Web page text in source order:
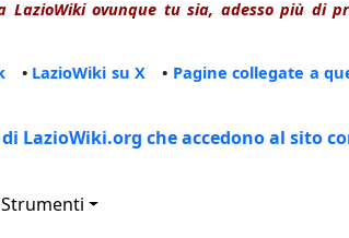
LazioWiki ovunque tu sia, adesso più di
• LazioWiki su X • Pagine collegate a
LazioWiki.org che accedono al sito
Strumenti